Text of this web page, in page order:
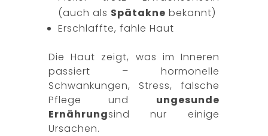
(auch als Spätakne bekannt)
Erschlaffte, fahle Haut
Die Haut zeigt, was im Inneren
passiert – hormonelle
Schwankungen, Stress, falsche
Pflege und ungesunde
Ernährungsind nur einige
Ursachen.